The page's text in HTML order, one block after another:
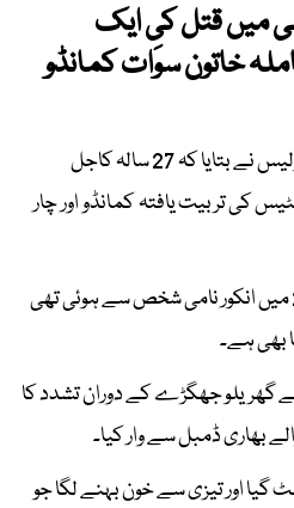
میں قتل کی ایک
خاتون سوَات کمانڈو
بھارتی میڈیا کے مطابق دہلی پولیس نے بتایا کہ 27 سالہ کاجل
کی تربیت یافتہ کمانڈو اور چار
کاجل چوہدری کی شادی 2023 میں انکور نامی شخص سے ہوئی تھی
بھی ہے۔
نے گھریلو جھگڑے کے دوران تشدد کا
بھاری ڈمبل سے وار کیا۔
اور تیزی سے خون بہنے لگا جو